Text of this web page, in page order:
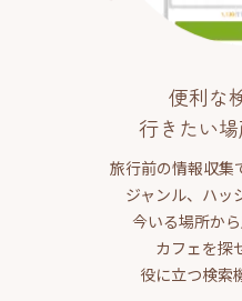
便利な
行きたい
旅行前の情報収集
ジャンル、ハッ
今いる場所か
カフェを探
役に立つ検索